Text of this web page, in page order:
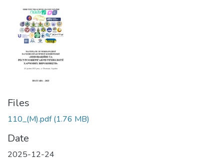
Files
110_(М).pdf(1.76 MB)
Date
2025-12-24